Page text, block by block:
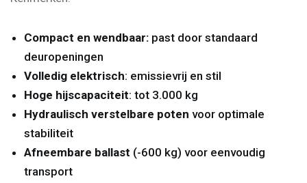
Compact en wendbaar: past door standaard
deuropeningen
Volledig elektrisch: emissievrij en stil
Hoge hijscapaciteit: tot 3.000 kg
Hydraulisch verstelbare poten voor optimale
stabiliteit
Afneembare ballast (-600 kg) voor eenvoudig
transport